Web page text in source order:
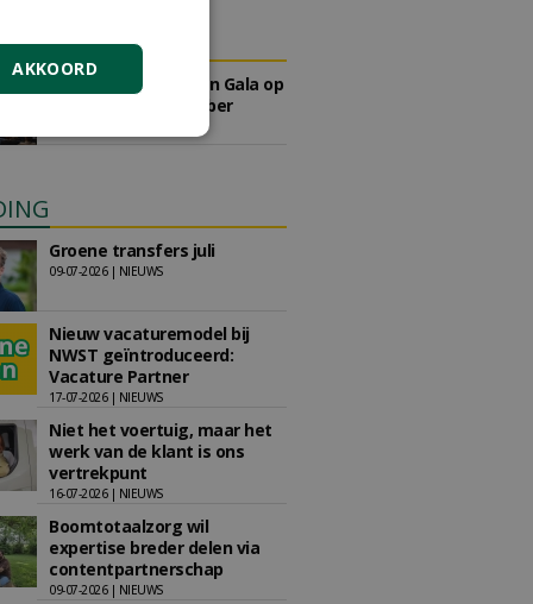
Save the Date: Green Gala op
woensdag 2 december
Groene transfers juli
09-07-2026 | NIEUWS
Nieuw vacaturemodel bij
NWST geïntroduceerd:
Vacature Partner
17-07-2026 | NIEUWS
Niet het voertuig, maar het
werk van de klant is ons
vertrekpunt
16-07-2026 | NIEUWS
Boomtotaalzorg wil
expertise breder delen via
contentpartnerschap
09-07-2026 | NIEUWS
AKKOORD